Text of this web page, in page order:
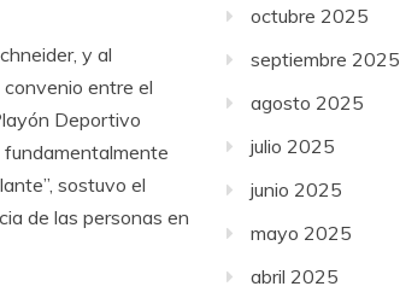
y al
entre el
Deportivo
fundamentalmente
sostuvo el
de las personas en
octubre 2025
septiembre 2025
agosto 2025
julio 2025
junio 2025
mayo 2025
abril 2025